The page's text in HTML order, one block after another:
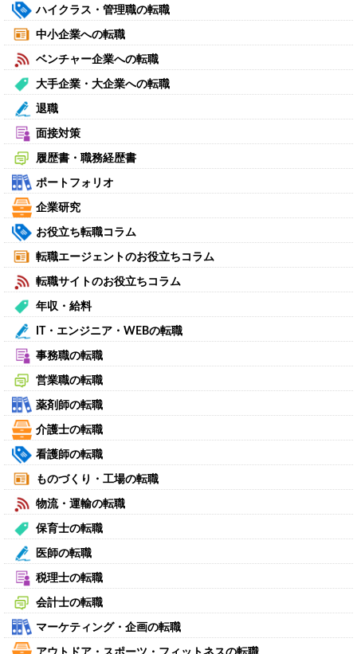
ハイクラス・管理職の転職
中小企業への転職
ベンチャー企業への転職
大手企業・大企業への転職
退職
面接対策
履歴書・職務経歴書
ポートフォリオ
企業研究
お役立ち転職コラム
転職エージェントのお役立ちコラム
転職サイトのお役立ちコラム
年収・給料
IT・エンジニア・WEBの転職
事務職の転職
営業職の転職
薬剤師の転職
介護士の転職
看護師の転職
ものづくり・工場の転職
物流・運輸の転職
保育士の転職
医師の転職
税理士の転職
会計士の転職
マーケティング・企画の転職